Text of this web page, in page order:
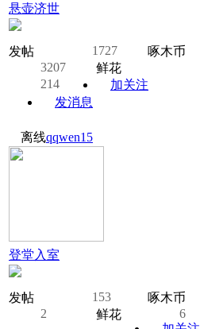
悬壶济世
发帖 1727
啄木币
3207
鲜花
214
加关注
发消息
离线qqwen15
登堂入室
发帖 153
啄木币
2
鲜花
6